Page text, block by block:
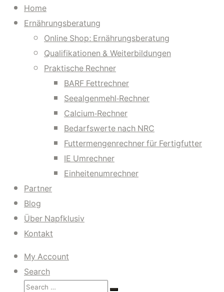
Home
Ernährungsberatung
Online Shop: Ernährungsberatung
Qualifikationen & Weiterbildungen
Praktische Rechner
BARF Fettrechner
Seealgenmehl-Rechner
Calcium-Rechner
Bedarfswerte nach NRC
Futtermengenrechner für Fertigfutter
IE Umrechner
Einheitenumrechner
Partner
Blog
Über Napfklusiv
Kontakt
My Account
Search
Search